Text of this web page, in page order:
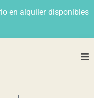
en alquiler disponibles